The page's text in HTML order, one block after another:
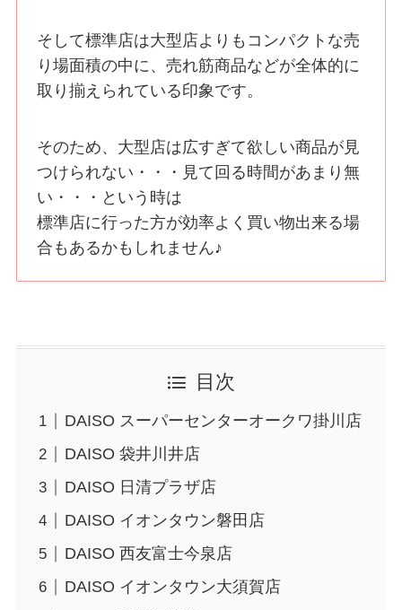
そして標準店は大型店よりもコンパクトな売
り場面積の中に、売れ筋商品などが全体的に
取り揃えられている印象です。
そのため、大型店は広すぎて欲しい商品が見
つけられない・・・見て回る時間があまり無
い・・・という時は
標準店に行った方が効率よく買い物出来る場
合もあるかもしれません♪
目次
DAISO スーパーセンターオークワ掛川店
DAISO 袋井川井店
DAISO 日清プラザ店
DAISO イオンタウン磐田店
DAISO 西友富士今泉店
DAISO イオンタウン大須賀店